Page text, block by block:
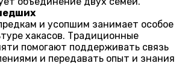
и усопшим занимает особое
хакасов. Традиционные
помогают поддерживать связь
и передавать опыт и знания